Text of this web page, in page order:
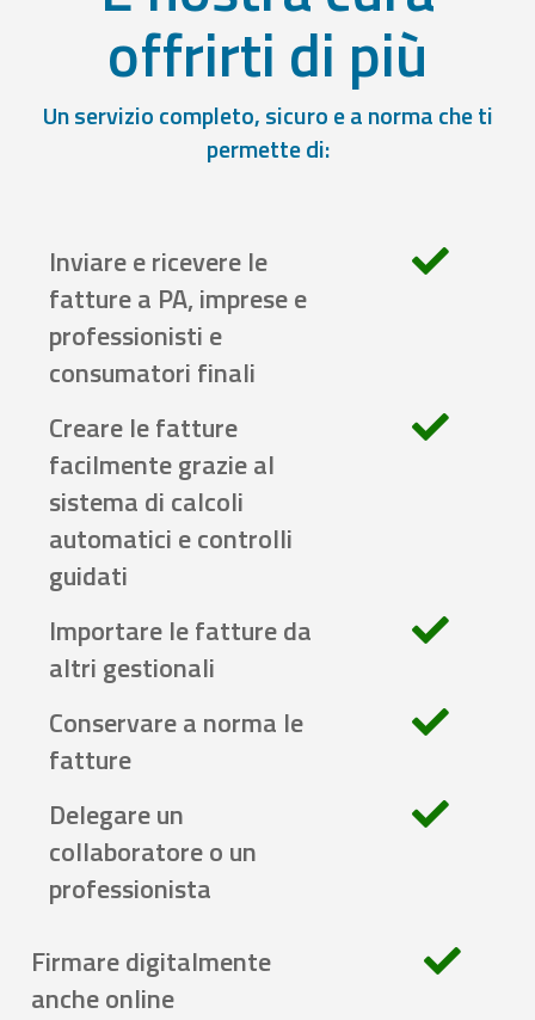
offrirti di più
Un servizio completo, sicuro e a norma che ti
permette di:
Inviare e ricevere le
fatture a PA, imprese e
professionisti e
consumatori finali
Creare le fatture
facilmente grazie al
sistema di calcoli
automatici e controlli
guidati
Importare le fatture da
altri gestionali
Conservare a norma le
fatture
Delegare un
collaboratore o un
professionista
Firmare digitalmente
anche online